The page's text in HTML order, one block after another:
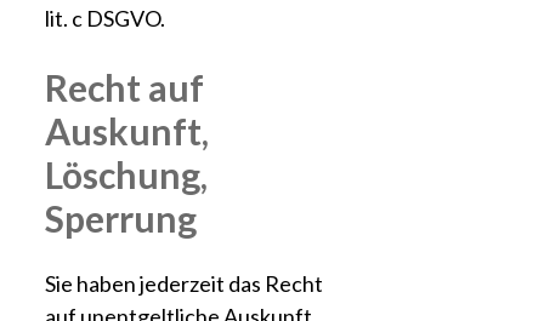
lit. c DSGVO.
Recht auf
Auskunft,
Löschung,
Sperrung
Sie haben jederzeit das Recht
auf unentgeltliche Auskunft